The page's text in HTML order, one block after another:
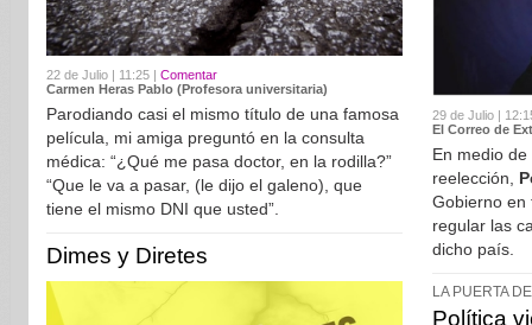
22 de Julio | 11:25 | Comentar
Carmen Heras Pablo (Profesora universitaria)
Parodiando casi el mismo título de una famosa
película, mi amiga preguntó en la consulta
médica: “¿Qué me pasa doctor, en la rodilla?”
“Que le va a pasar, (le dijo el galeno), que
tiene el mismo DNI que usted”.
Dimes y Diretes
29 de Julio |
El Correo de
En medio
reelección,
Gobierno en
regular las
dicho país.
LA PUERTA
Política